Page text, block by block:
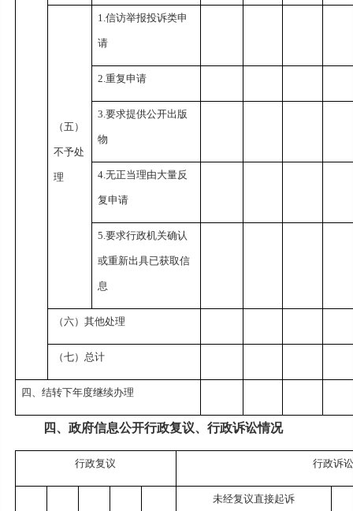
（五）
不予处
理
1.信访举报投诉类申
请
2.重复申请
3.要求提供公开出版
物
4.无正当理由大量反
复申请
5.要求行政机关确认
或重新出具已获取信
息
（六）其他处理
（七）总计
四、结转下年度继续办理
四、政府信息公开行政复议、行政诉讼情况
行政复议 行政诉
未经复议直接起诉